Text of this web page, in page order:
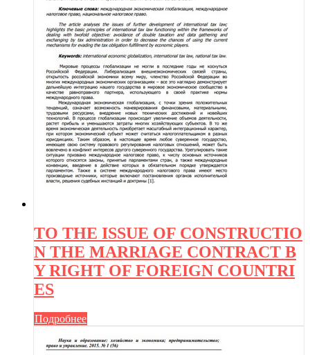
TO THE ISSUE OF CONSTRUCTIO
N THE MARRIAGE CONTRACT B
Y RIGHT OF FOREIGN COUNTRI
ES
Подробнее